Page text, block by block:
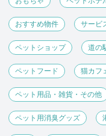
おすすめ物件 サービ
ペットショップ 道の
ペットフード 猫カフ
ペット用品・雑貨・その他
ペット用消臭グッズ